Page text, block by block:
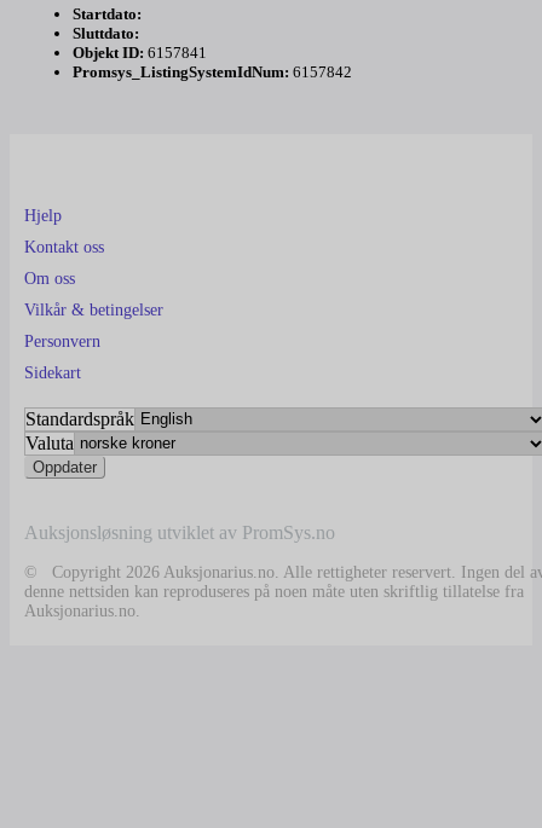
Startdato:
Sluttdato:
Objekt ID: 6157841
Promsys_ListingSystemIdNum: 6157842
Hjelp
Kontakt oss
Om oss
Vilkår & betingelser
Personvern
Sidekart
Standardspråk
Valuta
Auksjonsløsning utviklet av PromSys.no
© Copyright 2026 Auksjonarius.no. Alle rettigheter reservert. Ingen del
denne nettsiden kan reproduseres på noen måte uten skriftlig tillatelse fra
Auksjonarius.no.